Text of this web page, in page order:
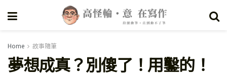
Home 故事隨筆
夢想成真？別傻了！用鑿的！